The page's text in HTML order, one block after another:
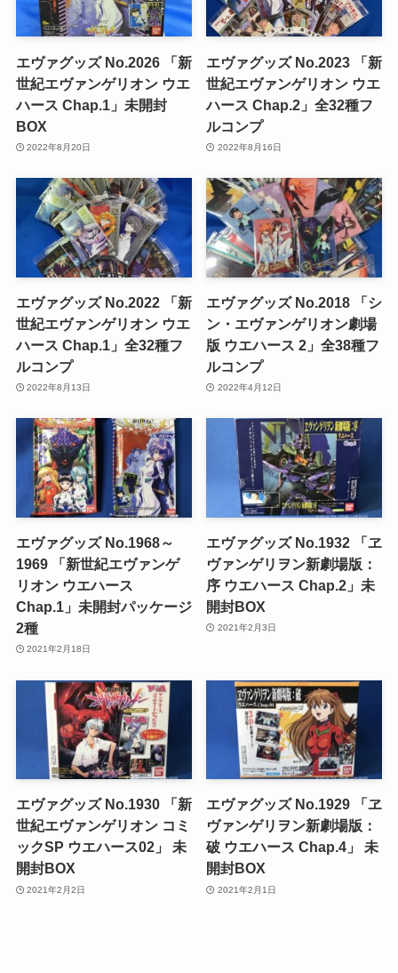
エヴァグッズ No.2026 「新
世紀エヴァンゲリオン ウエ
ハース Chap.1」未開封
BOX
2022年8月20日
エヴァグッズ No.2023 「新
世紀エヴァンゲリオン ウエ
ハース Chap.2」全32種フ
ルコンプ
2022年8月16日
エヴァグッズ No.2022 「新
世紀エヴァンゲリオン ウエ
ハース Chap.1」全32種フ
ルコンプ
2022年8月13日
エヴァグッズ No.2018 「シ
ン・エヴァンゲリオン劇場
版 ウエハース 2」全38種フ
ルコンプ
2022年4月12日
エヴァグッズ No.1968～
1969 「新世紀エヴァンゲ
リオン ウエハース
Chap.1」未開封パッケージ
2種
2021年2月18日
エヴァグッズ No.1932 「ヱ
ヴァンゲリヲン新劇場版：
序 ウエハース Chap.2」未
開封BOX
2021年2月3日
エヴァグッズ No.1930 「新
世紀エヴァンゲリオン コミ
ックSP ウエハース02」 未
開封BOX
2021年2月2日
エヴァグッズ No.1929 「ヱ
ヴァンゲリヲン新劇場版：
破 ウエハース Chap.4」 未
開封BOX
2021年2月1日